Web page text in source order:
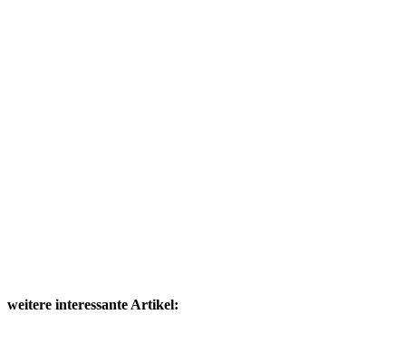
weitere interessante Artikel: